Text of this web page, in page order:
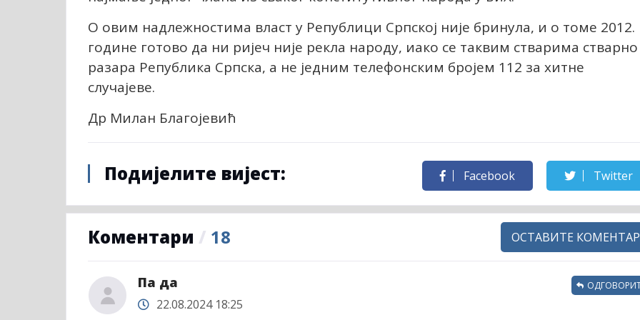
О овим надлежностима власт у Републици Српској није бринула, и о томе 2012.
године готово да ни ријеч није рекла народу, иако се таквим стварима стварно
разара Република Српска, а не једним телефонским бројем 112 за хитне
случајеве.
Др Милан Благојевић
Подијелите вијест: Facebook Twitter
Коментари / 18 ОСТАВИТЕ КОМЕНТАР
Па да
22.08.2024 18:25